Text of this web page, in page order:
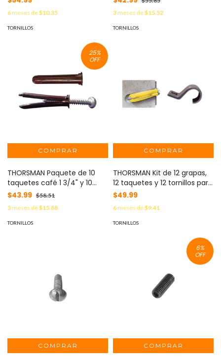
redondos o tubo en muro
(2102-07240) MOD: TK-710
6meses de$10.35
TORNILLOS
MOD: TP-3-KIT
3meses de$15.52
TORNILLOS
25%
OFF
THORSMAN Paquete de 10
taquetes café 1 3/4" y 10
tornillos 10mm x 1 3/4" (1104-
05002) MOD: TP-2B-KIT
$43.99 $58.51
3meses de$15.88
TORNILLOS
THORSMAN Kit de 12 grapas,
12 taquetes y 12 tornillos para
sujetar conductores
redondos o tubo en muro
(2103-07240) TK-1014
$49.99
6meses de$9.41
TORNILLOS
6%
OFF